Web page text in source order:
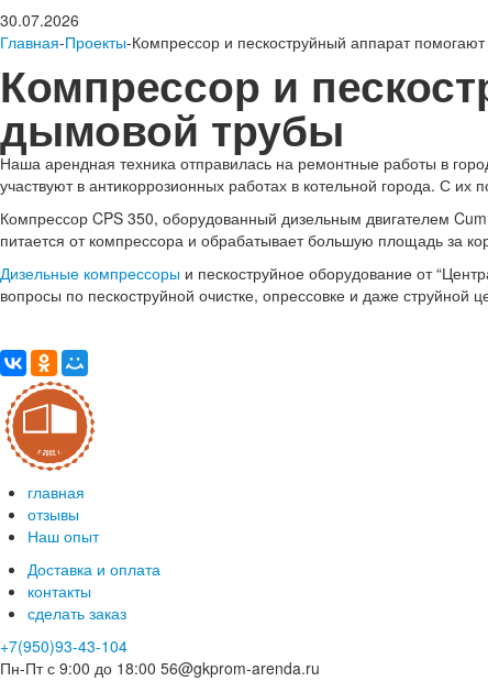
30.07.2026
Главная-Проекты-Компрессор и пескоструйный аппарат
Компрессор и
дымовой трубы
Наша арендная техника отправилась на ремонтные работы в
участвуют в антикоррозионных работах в котельной города. С
Компрессор CPS 350, оборудованный дизельным двигателем
питается от компрессора и обрабатывает большую площадь за
Дизельные компрессоры и пескоструйное оборудование от
вопросы по пескоструйной очистке, опрессовке и даже
главная
отзывы
Наш опыт
Доставка и оплата
контакты
сделать заказ
+7(950)93-43-104
Пн-Пт с 9:00 до 18:00 56@gkprom-arenda.ru